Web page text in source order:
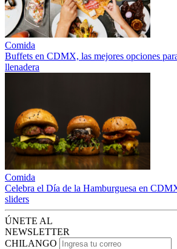
Comida
Buffets en CDMX, las mejores opciones
llenadera
Comida
Celebra el Día de la Hamburguesa en
sliders
ÚNETE AL
NEWSLETTER
CHILANGO